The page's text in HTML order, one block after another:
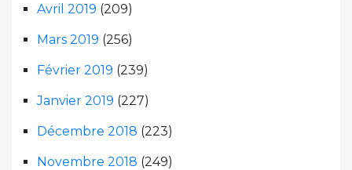
Avril 2019 (209)
Mars 2019 (256)
Février 2019 (239)
Janvier 2019 (227)
Décembre 2018 (223)
Novembre 2018 (249)